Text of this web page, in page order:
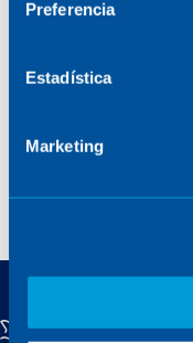
Preferencia
Estadística
Marketing